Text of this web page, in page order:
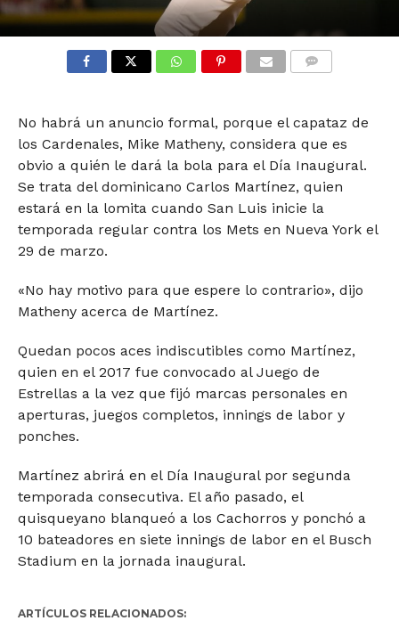
No habrá un anuncio formal, porque el capataz de
los Cardenales, Mike Matheny, considera que es
obvio a quién le dará la bola para el Día Inaugural.
Se trata del dominicano Carlos Martínez, quien
estará en la lomita cuando San Luis inicie la
temporada regular contra los Mets en Nueva York el
29 de marzo.
«No hay motivo para que espere lo contrario», dijo
Matheny acerca de Martínez.
Quedan pocos aces indiscutibles como Martínez,
quien en el 2017 fue convocado al Juego de
Estrellas a la vez que fijó marcas personales en
aperturas, juegos completos, innings de labor y
ponches.
Martínez abrirá en el Día Inaugural por segunda
temporada consecutiva. El año pasado, el
quisqueyano blanqueó a los Cachorros y ponchó a
10 bateadores en siete innings de labor en el Busch
Stadium en la jornada inaugural.
ARTÍCULOS RELACIONADOS: